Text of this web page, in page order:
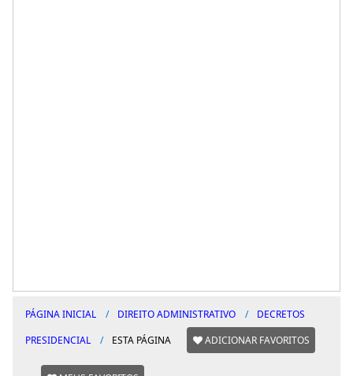
PÁGINA INICIAL DIREITO ADMINISTRATIVO
DECRETOS
PRESIDENCIAL
ESTA PÁGINA ADICIONAR FAVORITOS